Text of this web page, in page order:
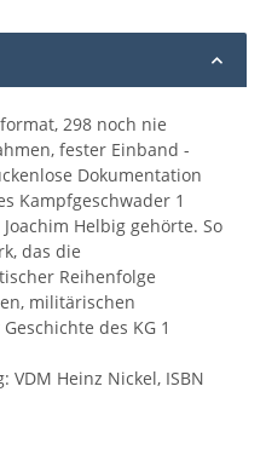
298 noch nie
fester Einband -
Dokumentation
Kampfgeschwader 1
Helbig gehörte. So
das die
Reihenfolge
militärischen
des KG 1
VDM Heinz Nickel, ISBN